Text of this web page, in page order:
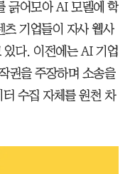
긁어모아 AI 모델에 학
츠 기업들이 자사 웹사
있다. 이전에는 AI 기업
권을 주장하며 소송을
수집 자체를 원천 차